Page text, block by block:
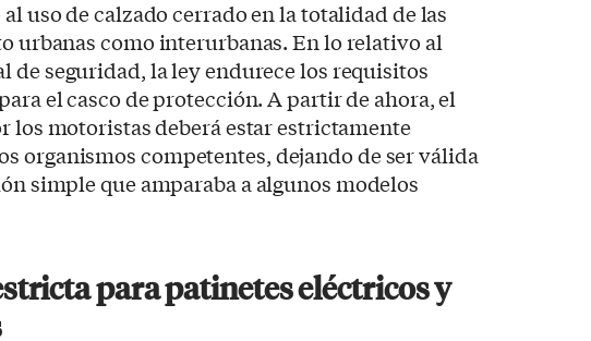
uso de calzado cerrado en la totalidad de las
urbanas como interurbanas. En lo relativo al
de seguridad, la ley endurece los requisitos
el casco de protección. A partir de ahora, el
los motoristas deberá estar estrictamente
organismos competentes, dejando de ser válida
simple que amparaba a algunos modelos
para patinetes eléctricos y